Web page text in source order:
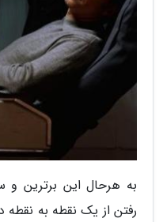
به هرحال این برترین
رفتن از یک نقطه به نقطه